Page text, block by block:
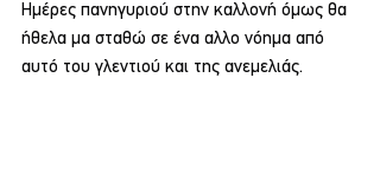
Ημέρες πανηγυριού στην καλλονή όμως θα
ήθελα μα σταθώ σε ένα αλλο νόημα από
αυτό του γλεντιού και της ανεμελιάς.